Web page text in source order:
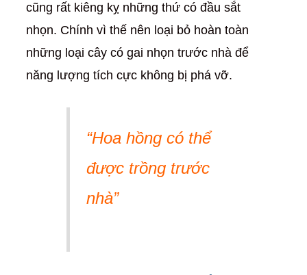
cũng rất kiêng kỵ những thứ có đầu sắt
nhọn. Chính vì thế nên loại bỏ hoàn toàn
những loại cây có gai nhọn trước nhà để
năng lượng tích cực không bị phá vỡ.
“Hoa hồng có thể
được trồng trước
nhà”